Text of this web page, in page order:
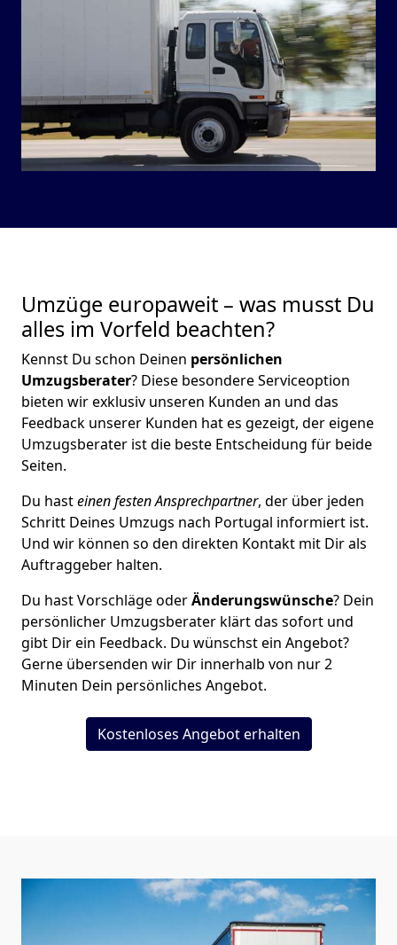
Umzüge europaweit – was musst Du
alles im Vorfeld beachten?
Kennst Du schon Deinen persönlichen
Umzugsberater? Diese besondere Serviceoption
bieten wir exklusiv unseren Kunden an und das
Feedback unserer Kunden hat es gezeigt, der eigene
Umzugsberater ist die beste Entscheidung für beide
Seiten.
Du hasteinen festen Ansprechpartner, der über jeden
Schritt Deines Umzugs nach Portugal informiert ist.
Und wir können so den direkten Kontakt mit Dir als
Auftraggeber halten.
Du hast Vorschläge oderÄnderungswünsche? Dein
persönlicher Umzugsberater klärt das sofort und
gibt Dir ein Feedback. Du wünschst ein Angebot?
Gerne übersenden wir Dir innerhalb von nur2
Minuten Dein persönliches Angebot.
Kostenloses Angebot erhalten